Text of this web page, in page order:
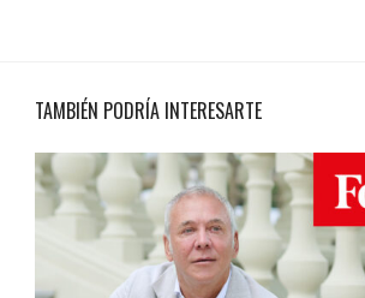
TAMBIÉN PODRÍA INTERESARTE